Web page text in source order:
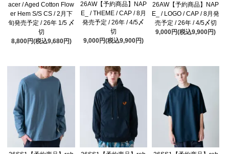
acer / Aged Cotton Flow
er Hem S/S CS / 2月下
旬発売予定 / 26年 1/5 〆
切
8,800円(税込9,680円)
26AW【予約商品】NAP
E_ / THEME / CAP / 8月
発売予定 / 26年 / 4/5〆
切
9,000円(税込9,900円)
26AW【予約商品】NAP
E_ / LOGO / CAP / 8月発
売予定 / 26年 / 4/5〆切
9,000円(税込9,900円)